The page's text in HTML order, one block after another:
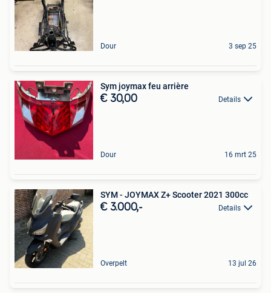
Dour 3 sep 25
Sym joymax feu arrière
€ 30,00 Details
Dour 16 mrt 25
SYM - JOYMAX Z+ Scooter 2021 300cc
€ 3.000,- Details
Overpelt 13 jul 26